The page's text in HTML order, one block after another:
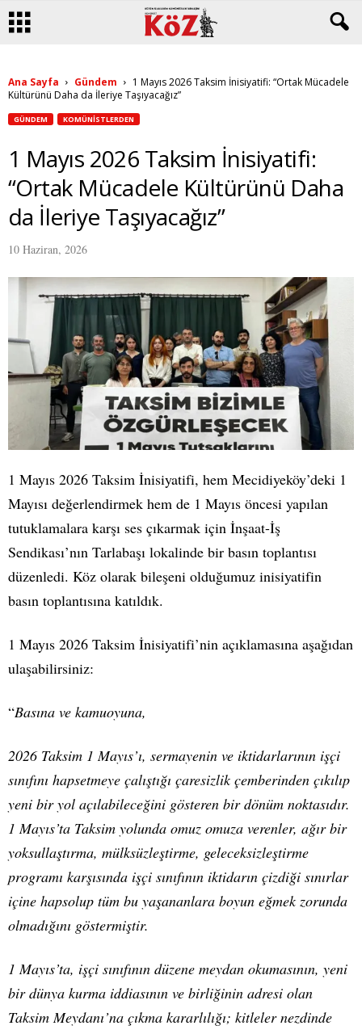
Ana Sayfa Gündem
1 Mayıs 2026 Taksim İnisiyatifi: “Ortak Mücadele
Kültürünü Daha da İleriye Taşıyacağız”
GÜNDEM KOMÜNISTLERDEN
1 Mayıs 2026 Taksim İnisiyatifi:
“Ortak Mücadele Kültürünü Daha
da İleriye Taşıyacağız”
10 Haziran, 2026
1 Mayıs 2026 Taksim İnisiyatifi, hem Mecidiyeköy’deki 1
Mayısı değerlendirmek hem de 1 Mayıs öncesi yapılan
tutuklamalara karşı ses çıkarmak için İnşaat-İş
Sendikası’nın Tarlabaşı lokalinde bir basın toplantısı
düzenledi. Köz olarak bileşeni olduğumuz inisiyatifin
basın toplantısına katıldık.
1 Mayıs 2026 Taksim İnisiyatifi’nin açıklamasına aşağıdan
ulaşabilirsiniz:
“Basına ve kamuoyuna,
2026 Taksim 1 Mayıs’ı, sermayenin ve iktidarlarının işçi
sınıfını hapsetmeye çalıştığı çaresizlik çemberinden çıkılıp
yeni bir yol açılabileceğini gösteren bir dönüm noktasıdır.
1 Mayıs’ta Taksim yolunda omuz omuza verenler, ağır bir
yoksullaştırma, mülksüzleştirme, geleceksizleştirme
programı karşısında işçi sınıfının iktidarın çizdiği sınırlar
içine hapsolup tüm bu yaşananlara boyun eğmek zorunda
olmadığını göstermiştir.
1 Mayıs’ta, işçi sınıfının düzene meydan okumasının, yeni
bir dünya kurma iddiasının ve birliğinin adresi olan
Taksim Meydanı’na çıkma kararlılığı; kitleler nezdinde